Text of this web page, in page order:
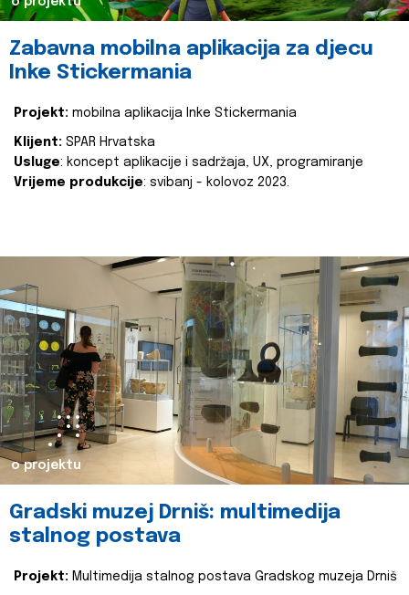
Zabavna mobilna aplikacija za djecu
Inke Stickermania
Projekt: mobilna aplikacija Inke Stickermania
Klijent: SPAR Hrvatska
Usluge: koncept aplikacije i sadržaja, UX, programiranje
Vrijeme produkcije: svibanj - kolovoz 2023.
o projektu
Gradski muzej Drniš: multimedija
stalnog postava
Projekt: Multimedija stalnog postava Gradskog muzeja Drniš